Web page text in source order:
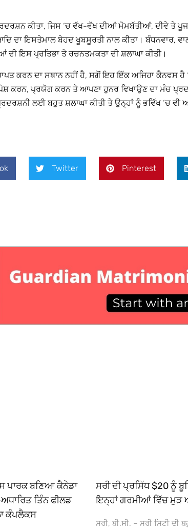
ਕੀਤਾ, ਜਿਸ ‘ਚ ਵੱਖ-ਵੱਖ ਦੀਆਂ ਮੋਮਬੱਤੀਆਂ, ਦੀਵੇ ਤੇ
ਦਾ ਇਸਤੇਮਾਲ ਬੇਹਦ ਖੂਬਸੂਰਤੀ ਨਾਲ ਕੀਤਾ। ਬੰਧਨਵਾਰ,
ਇਸ ਪ੍ਰਤਿਭਾ ਤੇ ਰਚਨਤਮਕਤਾ ਦੀ ਸ਼ਲਾਘਾ ਕੀਤੀ।
ਕਰਨ ਦਾ ਸਥਾਨ ਨਹੀਂ ਹੈ, ਸਗੋਂ ਇਹ ਇੱਕ ਅਜਿਹਾ ਕੈਨਵਸ ਹੈ
ਕਰਨ, ਪ੍ਰਯੋਗ ਕਰਨ ਤੇ ਆਪਣਾ ਹੁਨਰ ਵਿਖਾਉਣ ਦਾ ਮੰਚ
ਲਈ ਬਹੁਤ ਸ਼ਲਾਘਾ ਕੀਤੀ ਤੇ ਉਨ੍ਹਾਂ ਨੂੰ ਭਵਿੱਖ ‘ਚ ਵੀ
Twitter Pinterest
ਪਾਰਕ ਬਣਿਆ ਕੈਨੇਡਾ
ਅਧਾਰਿਤ ਤਿੰਨ ਫੀਲਡ
ਕੰਪਲੈਕਸ
ਸਰੀ ਦੀ ਪ੍ਰਸਿੱਧ $20 ਨੂੰ
ਇਨ੍ਹਾਂ ਗਰਮੀਆਂ ਵਿੱਚ ਮੁੜ
ਸਰੀ, ਬੀ.ਸੀ. – ਸਰੀ ਸਿਟੀ ਦੀ